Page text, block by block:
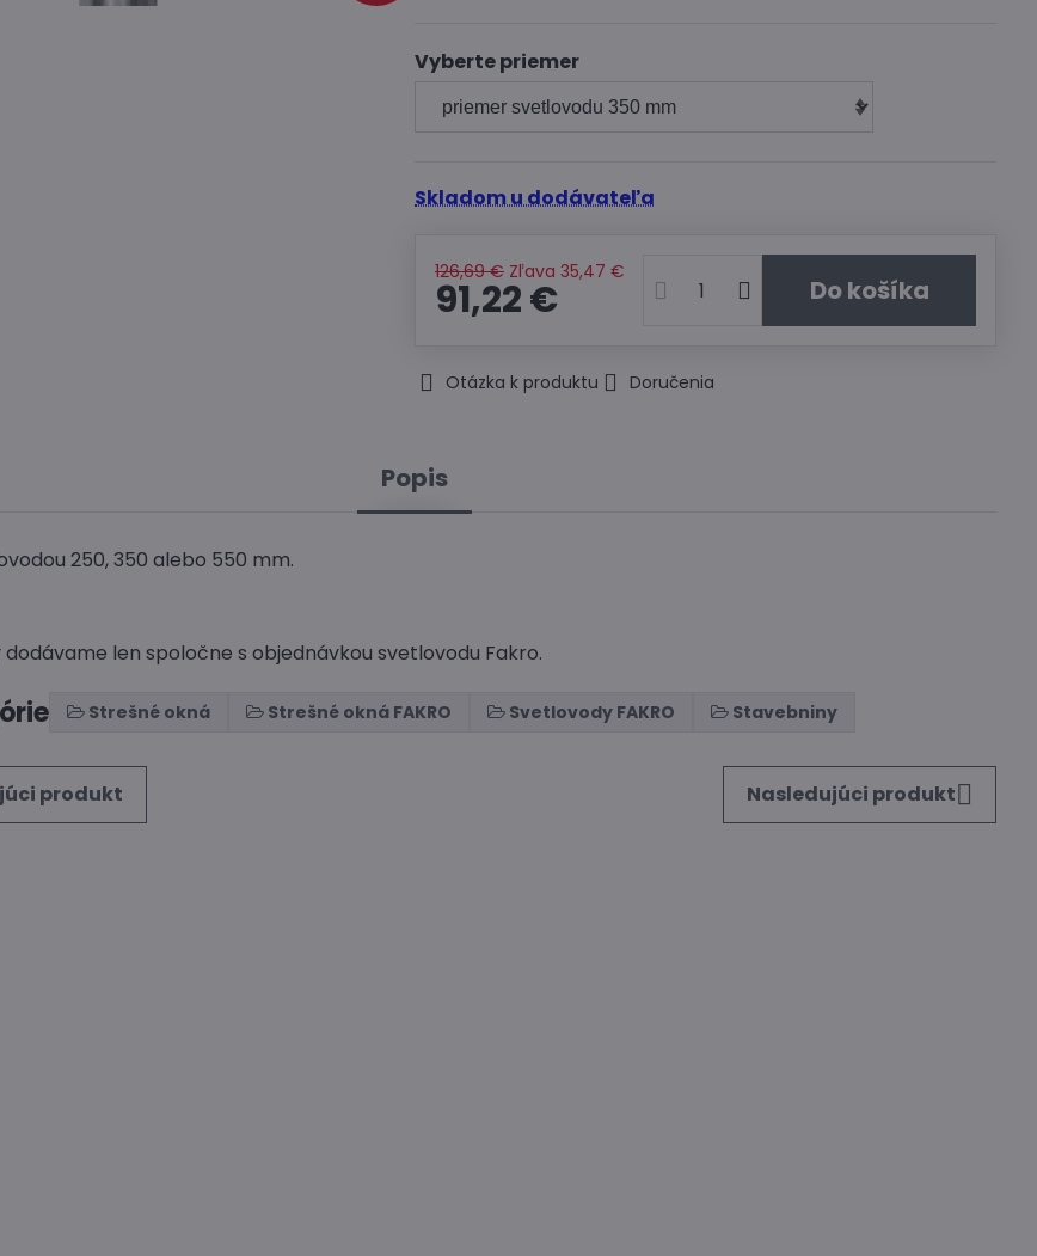
Vyberte priemer
Skladom u dodávateľa
126,69 € Zľava 35,47 €
91,22 € Do košíka
Otázka k produktu Doručenia
Popis
250, 350 alebo 550 mm.
len spoločne s objednávkou svetlovodu Fakro.
Strešné okná Strešné okná FAKRO Svetlovody FAKRO Stavebniny
produkt Nasledujúci produkt